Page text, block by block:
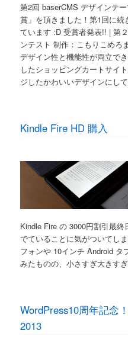
第2回 baserCMS デザインテ
賞」を頂きました！第1回に
ています :D 受賞者発表!! | 第
ンテスト 制作：こもりこめろ
デザイン性と機能性が両立で
したショッピングカートサイ
ジしたかわいいデザインにし
Kindle Fire HD 購入
Kindle Fire の 3000円割引最
でていることに気がついてし
フォンや 10インチ Android
みたものの、小さすぎ大きす
WordPress10周年記念
2013